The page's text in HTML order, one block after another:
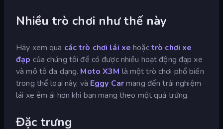
Nhiều trò chơi như thế này
Hãy xem qua các trò chơi lái xe hoặctrò chơi xe
đạp của chúng tôi để có được nhiều hoạt động đạp xe
và mô tô đa dạng. Moto X3M là một trò chơi phổ biến
trong thể loại này, và Eggy Carmang đến trải nghiệm
lái xe êm ái hơn khi bạn mang theo một quả trứng.
Đặc trưng